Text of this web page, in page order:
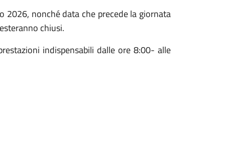
2026, nonché data che precede la giornata
chiusi.
indispensabili dalle ore 8:00- alle